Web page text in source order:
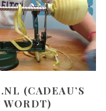
(CADEAU’S
WORDT)